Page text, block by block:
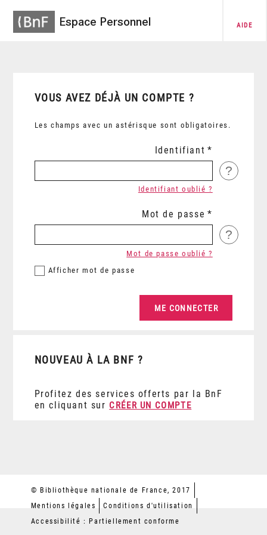
Espace Personnel AIDE
VOUS AVEZ DÉJÀ UN COMPTE ?
Les champs avec un astérisque sont obligatoires.
Identifiant
?
Identifiant oublié ?
Mot de passe
?
Afficher mot de passe
Mot de passe oublié ?
NOUVEAU À LA BNF ?
Profitez des services offerts par la BnF
en cliquant sur CRÉER UN COMPTE
© Bibliothèque nationale de France, 2017
Mentions légales
Conditions d'utilisation
Accessibilité : Partiellement conforme